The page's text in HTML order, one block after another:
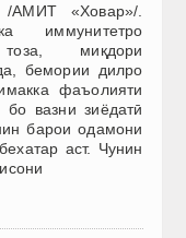
«Ховар»/.
иммунитетро
миқдори
бемории дилро
фаъолияти
вазни зиёдатӣ
барои одамони
аст. Чунин